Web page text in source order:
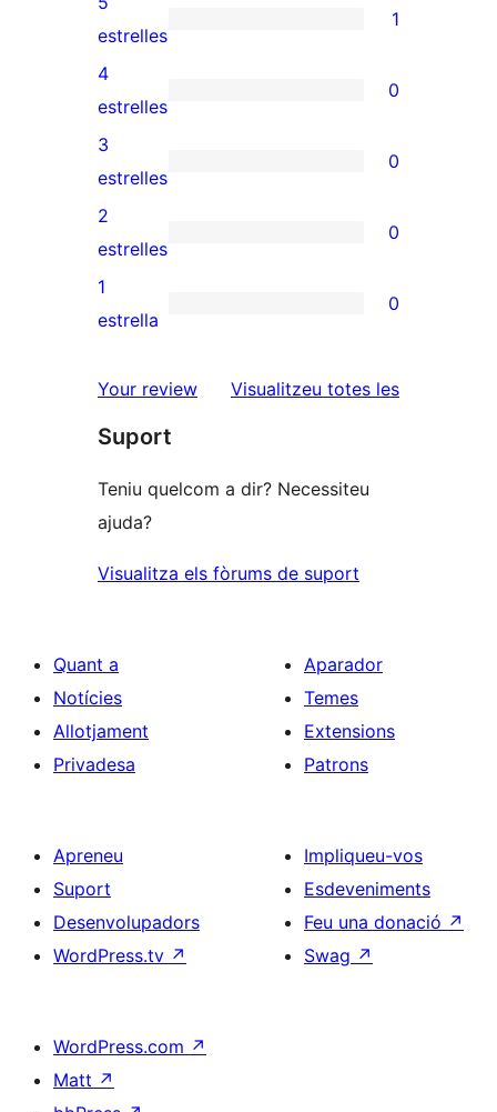
1
valoració
de
5
estrelles
estrelles
1
0
valoracions
de
4
estrelles
4
estrelles
0
0
valoracions
de
3
estrelles
3
estrelles
0
0
valoracions
de
estrelles
2
estrelles
0
0
de
estrelles
1
estrella
0
Your review Visualitzeu totes lesressenyes
Suport
Teniu quelcom a dir? Necessiteu
ajuda?
Visualitza els fòrums de suport
Quant a
Notícies
Allotjament
Privadesa
Aparador
Temes
Extensions
Patrons
Apreneu
Suport
Desenvolupadors
WordPress.tv ↗
Impliqueu-vos
Esdeveniments
Feu una donació ↗
Swag ↗
WordPress.com ↗
Matt ↗